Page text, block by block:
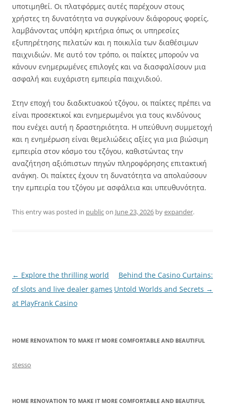
υποτιμηθεί. Οι πλατφόρμες αυτές παρέχουν στους
χρήστες τη δυνατότητα να συγκρίνουν διάφορους φορείς,
λαμβάνοντας υπόψη κριτήρια όπως οι υπηρεσίες
εξυπηρέτησης πελατών και η ποικιλία των διαθέσιμων
παιχνιδιών. Με αυτό τον τρόπο, οι παίκτες μπορούν να
κάνουν ενημερωμένες επιλογές και να διασφαλίσουν μια
ασφαλή και ευχάριστη εμπειρία παιχνιδιού.
Στην εποχή του διαδικτυακού τζόγου, οι παίκτες πρέπει να
είναι προσεκτικοί και ενημερωμένοι για τους κινδύνους
που ενέχει αυτή η δραστηριότητα. Η υπεύθυνη συμμετοχή
και η ενημέρωση είναι θεμελιώδεις αξίες για μια βιώσιμη
εμπειρία στον κόσμο του τζόγου, καθιστώντας την
αναζήτηση αξιόπιστων πηγών πληροφόρησης επιτακτική
ανάγκη. Οι παίκτες έχουν τη δυνατότητα να απολαύσουν
την εμπειρία του τζόγου με ασφάλεια και υπευθυνότητα.
This entry was posted in publicon June 23, 2026 byexpander.
Post
navigation
← Explore the thrilling world
of slots and live dealer games
at PlayFrank Casino
Behind the Casino Curtains:
Untold Worlds and Secrets →
HOME RENOVATION TO MAKE IT MORE COMFORTABLE AND BEAUTIFUL
stesso
HOME RENOVATION TO MAKE IT MORE COMFORTABLE AND BEAUTIFUL